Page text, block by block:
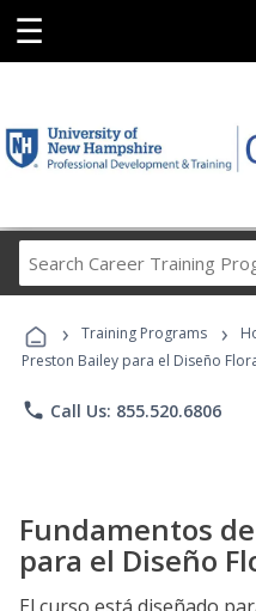
☰
› Training Programs ›
Preston Bailey para el Diseño
phone Call Us: 855.520.6806
Fundamentos
para el Diseño